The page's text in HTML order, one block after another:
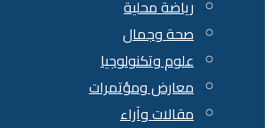
رياضة محلية
صحة وجمال
علوم وتكنولوجيا
معارض ومؤتمرات
مقالات وآراء